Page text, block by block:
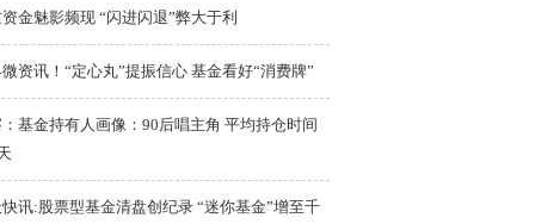
金魅影频现 “闪进闪退”弊大于利
资讯！“定心丸”提振信心 基金看好“消费牌”
基金持有人画像：90后唱主角 平均持仓时间
讯:股票型基金清盘创纪录 “迷你基金”增至千